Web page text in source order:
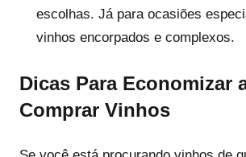
escolhas. Já para ocasiões
vinhos encorpados e complexos.
Dicas Para Economizar
Comprar Vinhos